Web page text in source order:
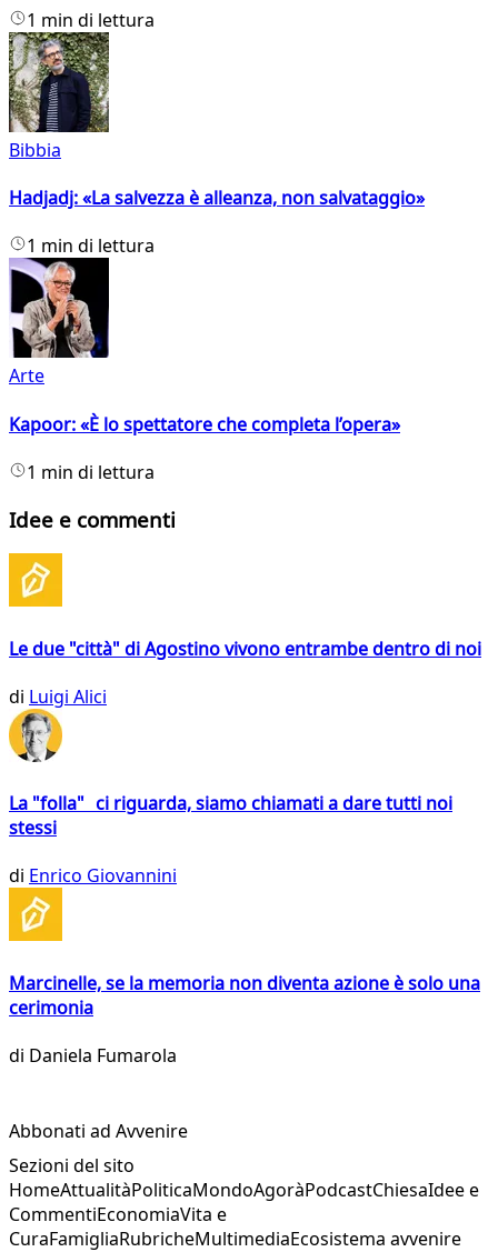
1 min di lettura
Bibbia
Hadjadj: «La salvezza è alleanza, non salvataggio»
1 min di lettura
Arte
Kapoor: «È lo spettatore che completa l’opera»
1 min di lettura
Idee e commenti
Le due "città" di Agostino vivono entrambe dentro di noi
di Luigi Alici
La "folla" ci riguarda, siamo chiamati a dare tutti noi
stessi
di Enrico Giovannini
Marcinelle, se la memoria non diventa azione è solo una
cerimonia
di Daniela Fumarola
Abbonati ad Avvenire
Sezioni del sito
HomeAttualitàPoliticaMondoAgoràPodcastChiesaIdee e
CommentiEconomiaVita e
CuraFamigliaRubricheMultimediaEcosistema avvenire